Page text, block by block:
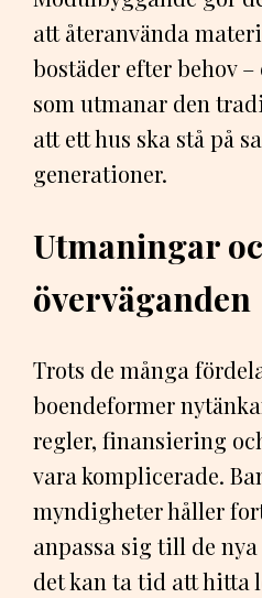
att återanvända
bostäder efter behov
som utmanar den
att ett hus ska stå på
generationer.
Utmaningar
överväganden
Trots de många
boendeformer
regler, finansiering
vara komplicerade.
myndigheter håller
anpassa sig till de
det kan ta tid att hitta